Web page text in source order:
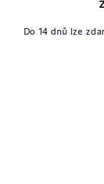
Do 14 dnů lze